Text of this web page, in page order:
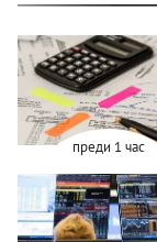
преди 1 час